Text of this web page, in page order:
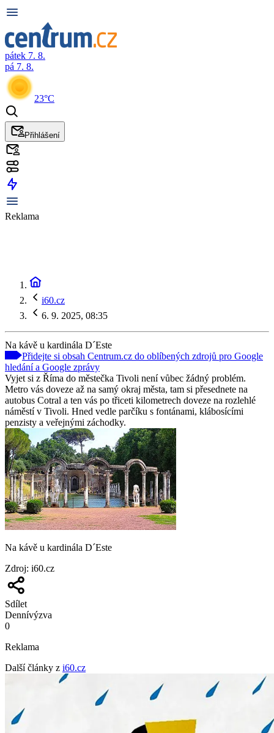
pátek 7. 8.
pá 7. 8.
23°C
Přihlášení
Reklama
i60.cz
6. 9. 2025, 08:35
Na kávě u kardinála D´Este
Přidejte si obsah Centrum.cz do oblíbených zdrojů pro Google
hledání a Google zprávy
Vyjet si z Říma do městečka Tivoli není vůbec žádný problém.
Metro vás doveze až na samý okraj města, tam si přesednete na
autobus Cotral a ten vás po třiceti kilometrech doveze na rozlehlé
náměstí v Tivoli. Hned vedle parčíku s fontánami, klábosícími
penzisty a veřejnými záchodky.
Na kávě u kardinála D´Este
Zdroj: i60.cz
Sdílet
Dennívýzva
0
Reklama
Další články z i60.cz